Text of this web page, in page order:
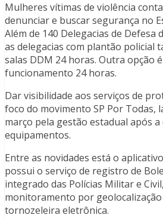
Mulheres vítimas de violência
denunciar e buscar segurança no
Além de 140 Delegacias de
as delegacias com plantão policial
salas DDM 24 horas. Outra opção
funcionamento 24 horas.
Dar visibilidade aos serviços de
foco do movimento SP Por Todas,
março pela gestão estadual após
equipamentos.
Entre as novidades está o
possui o serviço de registro de
integrado das Polícias Militar e
monitoramento por
tornozeleira eletrônica.